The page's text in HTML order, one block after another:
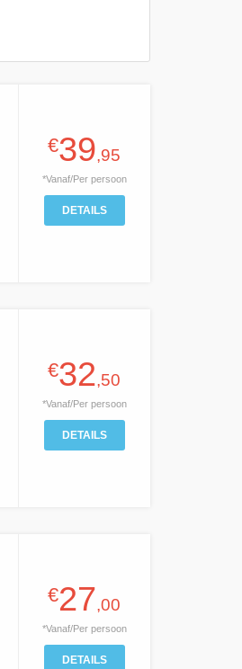
€39,95
*Vanaf/Per persoon
DETAILS
€32,50
*Vanaf/Per persoon
DETAILS
€27,00
*Vanaf/Per persoon
DETAILS